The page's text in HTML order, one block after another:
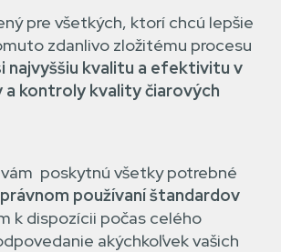
pre všetkých, ktorí chcú lepšie
zdanlivo zložitému procesu
najvyššiu kvalitu a efektivitu v
kontroly kvalityčiarových
poskytnú všetky potrebné
používaní štandardov
k dispozícii počas celého
akýchkoľvek vašich